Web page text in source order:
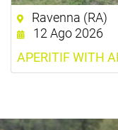
Ravenna (RA)
12 Ago 2026
APERITIF WITH